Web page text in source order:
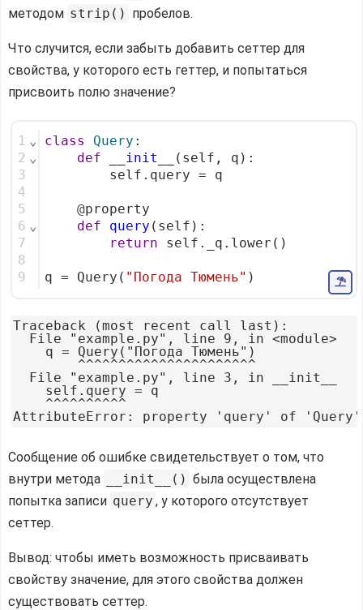
методом strip() пробелов.
Что случится, если забыть добавить сеттер для
свойства, у которого есть геттер, и попытаться
присвоить полю значение?
1
2
3
4
5
6
7
8
9
⌄
⌄
⌄
class Query :
def
__init__
(self, q):
        self.query = q
@property
def
query (self):
return self._q.lower()
q = Query( "Погода Тюмень" )
Traceback (most recent call last):
  File "example.py", line 9, in <module>
    q = Query("Погода Тюмень")
        ^^^^^^^^^^^^^^^^^^^^^^
  File "example.py", line 3, in __init__
    self.query = q
    ^^^^^^^^^^
Сообщение об ошибке свидетельствует о том, что
внутри метода
__init__() была осуществлена
попытка записи query , у которого отсутствует
сеттер.
Вывод: чтобы иметь возможность присваивать
свойству значение, для этого свойства должен
существовать сеттер.